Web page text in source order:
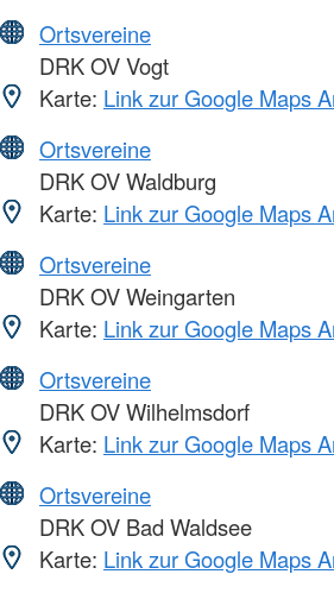
Ortsvereine
DRK OV Vogt
Karte: Link zur Google Maps
Ortsvereine
DRK OV Waldburg
Karte: Link zur Google Maps
Ortsvereine
DRK OV Weingarten
Karte: Link zur Google Maps
Ortsvereine
DRK OV Wilhelmsdorf
Karte: Link zur Google Maps
Ortsvereine
DRK OV Bad Waldsee
Karte: Link zur Google Maps